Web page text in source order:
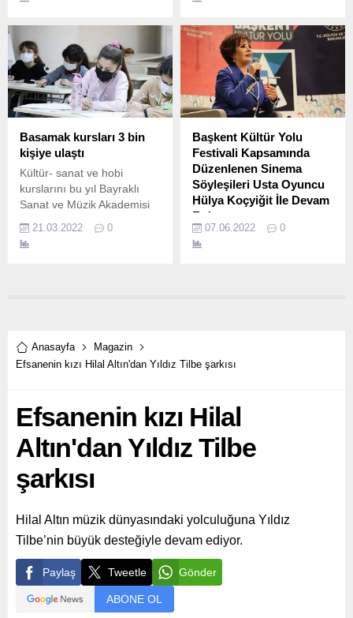
Basamak kursları 3 bin
kişiye ulaştı
Kültür- sanat ve hobi
kurslarını bu yıl Bayraklı
Sanat ve Müzik Akademisi
toplayan Bayraklı
Belediyesinin 13 branşta
21.03.2022 0
Başkent Kültür Yolu
Festivali Kapsamında
Düzenlenen Sinema
Söyleşileri Usta Oyuncu
Hülya Koçyiğit İle Devam
Etti
T.
07.06.2022 0
Anasayfa
Magazin
Efsanenin kızı Hilal Altın'dan Yıldız Tilbe şarkısı
Efsanenin kızı Hilal
Altın'dan Yıldız Tilbe
şarkısı
Hilal Altın müzik dünyasındaki yolculuğuna Yıldız
Tilbe’nin büyük desteğiyle devam ediyor.
Paylaş Tweetle Gönder
ABONE OL